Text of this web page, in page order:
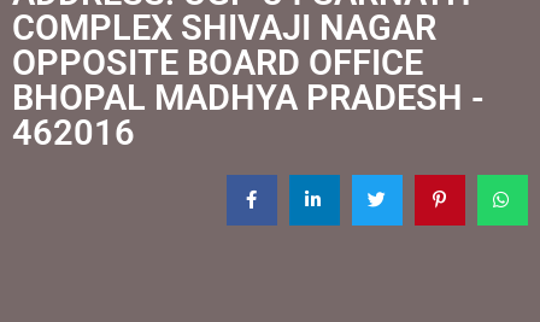
COMPLEX SHIVAJI NAGAR
OPPOSITE BOARD OFFICE
BHOPAL MADHYA PRADESH -
462016